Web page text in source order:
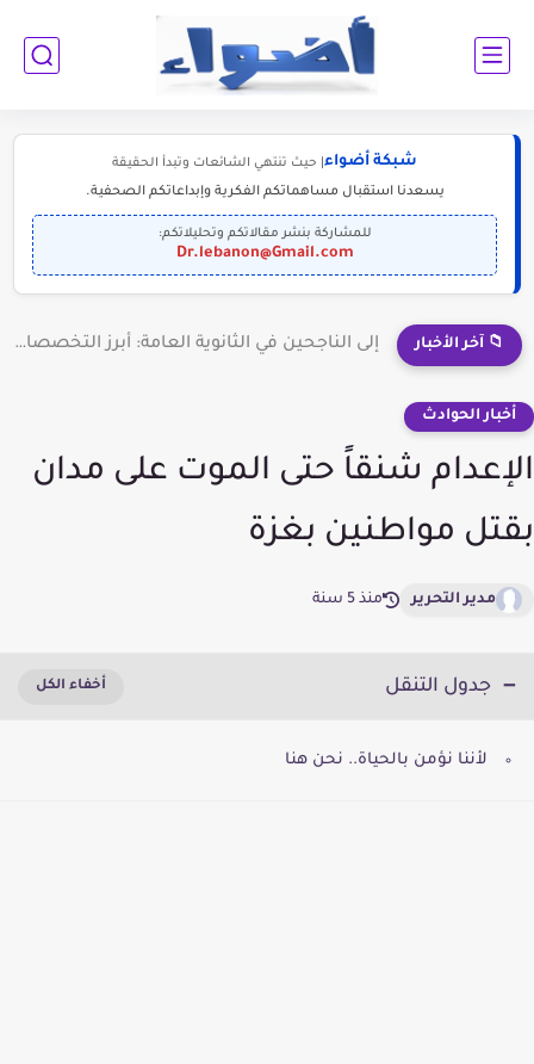
شبكة أضواء | حيث تنتهي الشائعات وتبدأ الحقيقة
يسعدنا استقبال مساهماتكم الفكرية وإبداعاتكم الصحفية.
للمشاركة بنشر مقالاتكم وتحليلاتكم:
Dr.lebanon@Gmail.com
📁 آخر الأخبار إلى الناجحين في الثانوية العامة: أبرز التخصصات المطلوبة للمستقبل (2030-2050)
أخبار الحوادث
الإعدام شنقاً حتى الموت على مدان
بقتل مواطنين بغزة
مدير التحرير منذ 5 سنة
جدول التنقل
لأننا نؤمن بالحياة.. نحن هنا